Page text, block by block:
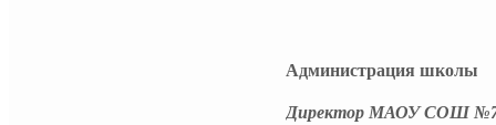
Администрация школы
Директор МАОУ СОШ